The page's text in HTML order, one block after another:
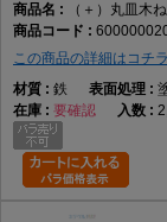
（＋）丸皿木
この商品の詳細はコチラ
鉄
要確認